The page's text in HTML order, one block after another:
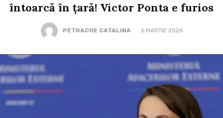
întoarcă în țară! Victor Ponta e furios
PETRACHE CATALINA 6 MARTIE 2026